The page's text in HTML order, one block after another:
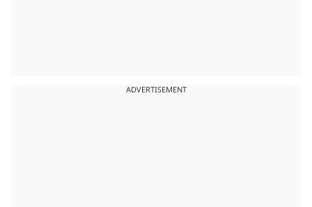
ADVERTISEMENT